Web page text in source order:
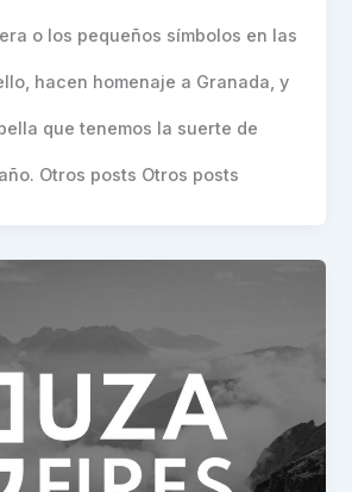
o los pequeños símbolos en las
hacen homenaje a Granada, y
que tenemos la suerte de
Otros posts Otros posts